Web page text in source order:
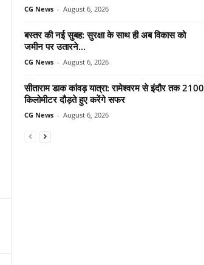
CG News - August 6, 2026
बस्तर की नई सुबह: सुरक्षा के साथ ही अब विकास को
जमीन पर उतारने...
CG News - August 6, 2026
सीताराम डाक कांवड़ यात्रा: रामेश्वरम से इंदौर तक 2100
किलोमीटर दौड़ते हुए करेंगे सफर
CG News - August 6, 2026